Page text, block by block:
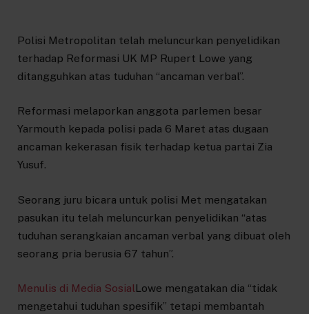
Polisi Metropolitan telah meluncurkan penyelidikan
terhadap Reformasi UK MP Rupert Lowe yang
ditangguhkan atas tuduhan “ancaman verbal”.
Reformasi melaporkan anggota parlemen besar
Yarmouth kepada polisi pada 6 Maret atas dugaan
ancaman kekerasan fisik terhadap ketua partai Zia
Yusuf.
Seorang juru bicara untuk polisi Met mengatakan
pasukan itu telah meluncurkan penyelidikan “atas
tuduhan serangkaian ancaman verbal yang dibuat oleh
seorang pria berusia 67 tahun”.
Menulis di Media Sosial Lowe mengatakan dia “tidak
mengetahui tuduhan spesifik” tetapi membantah